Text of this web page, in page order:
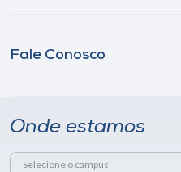
Fale Conosco
Onde estamos
Selecione o campus